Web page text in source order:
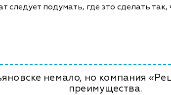
подумать, где это сделать так,
немало, но компания
преимущества.